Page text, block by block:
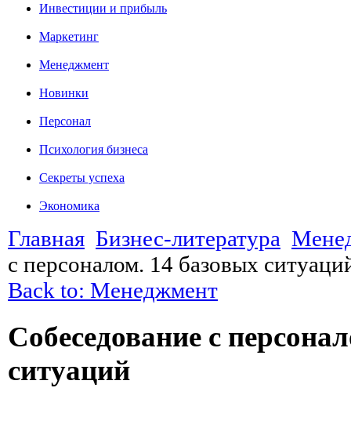
Инвестиции и прибыль
Маркетинг
Менеджмент
Новинки
Персонал
Психология бизнеса
Секреты успеха
Экономика
Главная Бизнес-литература
с персоналом. 14 базовых
Back to: Менеджмент
Собеседование с
ситуаций